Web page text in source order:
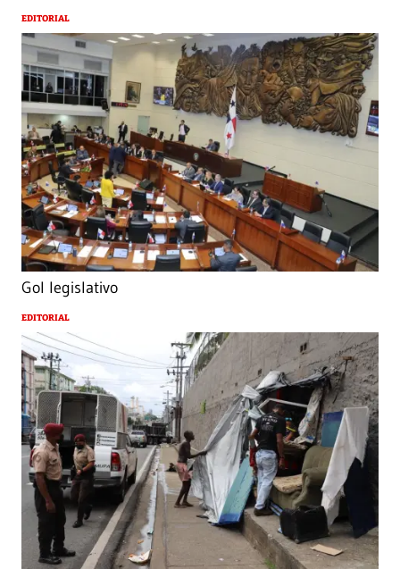
EDITORIAL
Gol legislativo
EDITORIAL